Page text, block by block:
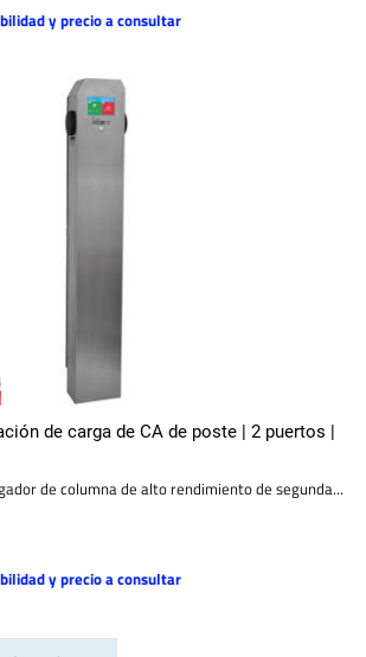
y precio a consultar
de carga de CA de poste | 2 puertos |
de columna de alto rendimiento de segunda...
y precio a consultar